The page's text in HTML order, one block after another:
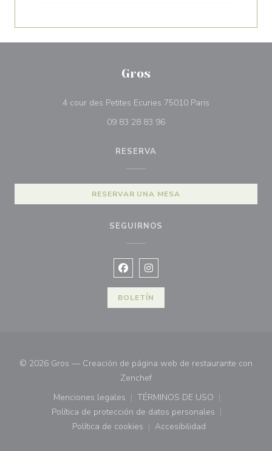
Gros
4 cour des Petites Ecuries 75010 Paris
09 83 28 83 96
RESERVA
RESERVAR UNA MESA
SEGUIRNOS
Facebook ((abre en una nueva
Instagram ((abre en una
BOLETÍN
© 2026 Gros — Creación de página web de restaurante con
Zenchef((abre en una nueva ventana))
Menciones legales
((abre en una nueva ventana))
TÉRMINOS DE USO
((abre en una nueva
Política de protección de datos personales
((abre en una nueva ventana))
Política de cookies
((abre en una nueva ventana))
Accesibilidad
((abre en una nueva